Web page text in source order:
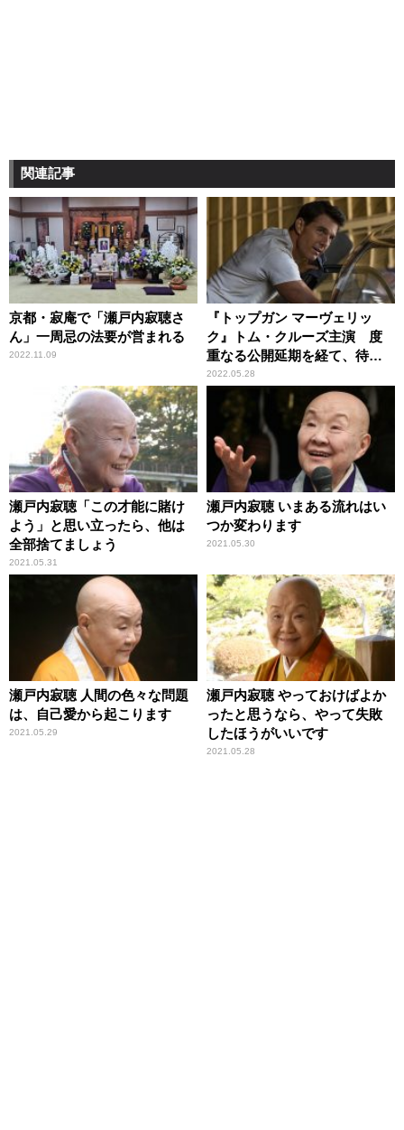
関連記事
京都・寂庵で「瀬戸内寂聴さ
ん」一周忌の法要が営まれる
2022.11.09
『トップガン マーヴェリッ
ク』トム・クルーズ主演 度
重なる公開延期を経て、待望
のスクリーンへ
2022.05.28
瀬戸内寂聴「この才能に賭け
よう」と思い立ったら、他は
全部捨てましょう
2021.05.31
瀬戸内寂聴 いまある流れはい
つか変わります
2021.05.30
瀬戸内寂聴 人間の色々な問題
は、自己愛から起こります
2021.05.29
瀬戸内寂聴 やっておけばよか
ったと思うなら、やって失敗
したほうがいいです
2021.05.28